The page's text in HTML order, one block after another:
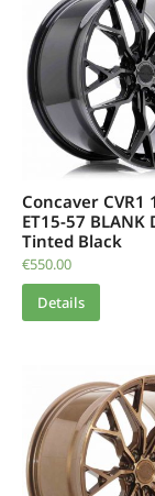
Concaver CVR1
ET15-57 BLANK
Tinted Black
€550.00
Details